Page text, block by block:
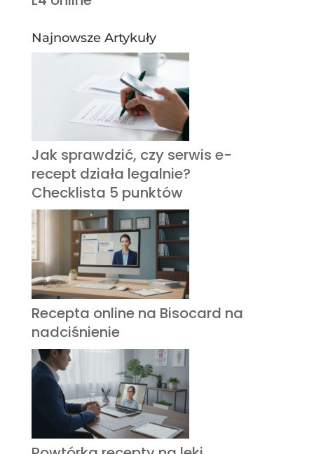
Najnowsze Artykuły
Jak sprawdzić, czy serwis e-
recept działa legalnie?
Checklista 5 punktów
Recepta online na Bisocard na
nadciśnienie